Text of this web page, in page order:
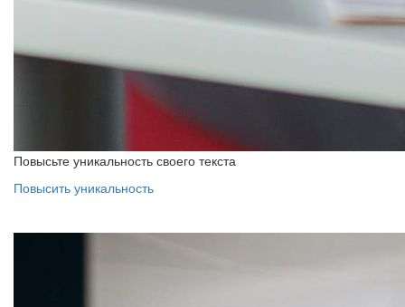
Повысьте уникальность своего текста
Повысить уникальность